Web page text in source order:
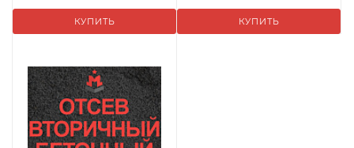
КУПИТЬ КУПИТЬ